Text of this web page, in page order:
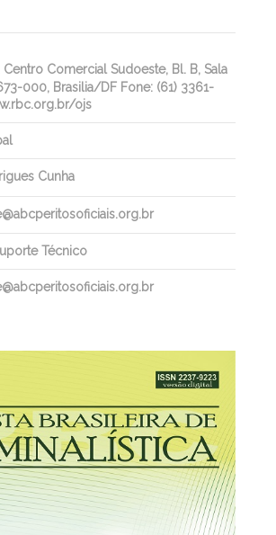
Centro Comercial Sudoeste, Bl. B, Sala
000, Brasilia/DF Fone: (61) 3361-
ojs
Cunha
Técnico